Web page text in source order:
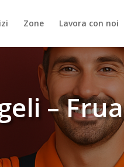
Zone Lavora con noi
– Frua